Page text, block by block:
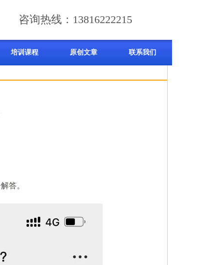
咨询热线：13816222215
培训课程 原创文章 联系我们
答。